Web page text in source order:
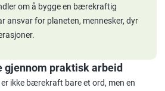
om å bygge en bærekraftig
ansvar for planeten, mennesker, dyr
gjennom praktisk arbeid
ikke bærekraft bare et ord, men en